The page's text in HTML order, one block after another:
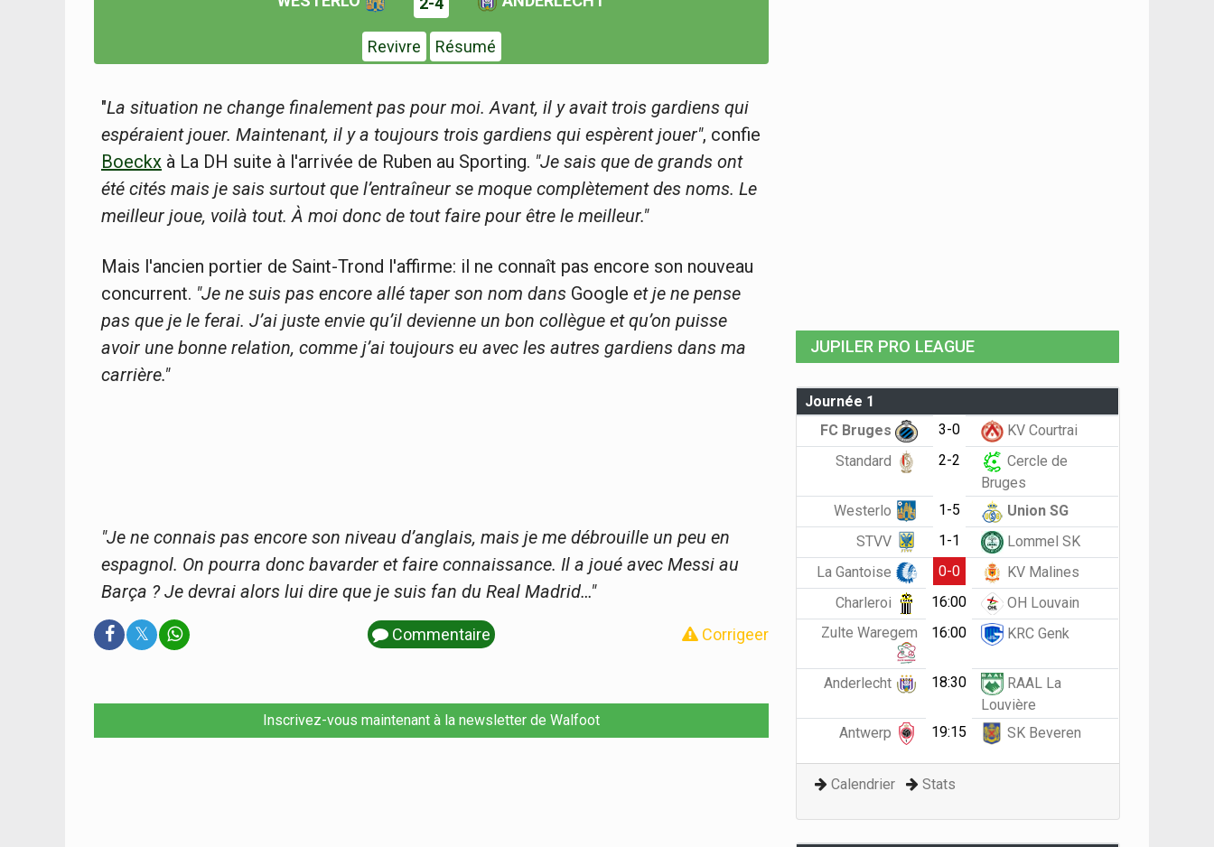
Revivre Résumé
"La situation ne change finalement pas pour moi. Avant, il y avait trois gardiens qui
espéraient jouer. Maintenant, il y a toujours trois gardiens qui espèrent jouer", confie
Boeckx à La DH suite à l'arrivée de Ruben au Sporting. "Je sais que de grands ont
été cités mais je sais surtout que l’entraîneur se moque complètement des noms. Le
meilleur joue, voilà tout. À moi donc de tout faire pour être le meilleur."
Mais l'ancien portier de Saint-Trond l'affirme: il ne connaît pas encore son nouveau
concurrent. "Je ne suis pas encore allé taper son nom dans Google et je ne pense
pas que je le ferai. J’ai juste envie qu’il devienne un bon collègue et qu’on puisse
avoir une bonne relation, comme j’ai toujours eu avec les autres gardiens dans ma
carrière."
"Je ne connais pas encore son niveau d’anglais, mais je me débrouille un peu en
espagnol. On pourra donc bavarder et faire connaissance. Il a joué avec Messi au
Barça ? Je devrai alors lui dire que je suis fan du Real Madrid…"
𝕏 Commentaire Corrigeer
Inscrivez-vous maintenant à la newsletter de Walfoot
JUPILER PRO LEAGUE
Journée 1
FC Bruges
3-0
KV Courtrai
Standard
2-2
Cercle de
Bruges
Westerlo
1-5
Union SG
STVV
1-1
Lommel SK
La Gantoise
0-0
KV Malines
Charleroi
16:00
OH Louvain
Zulte Waregem
16:00 KRC Genk
Anderlecht 18:30
RAAL La
Louvière
Antwerp
19:15 SK Beveren
Calendrier Stats